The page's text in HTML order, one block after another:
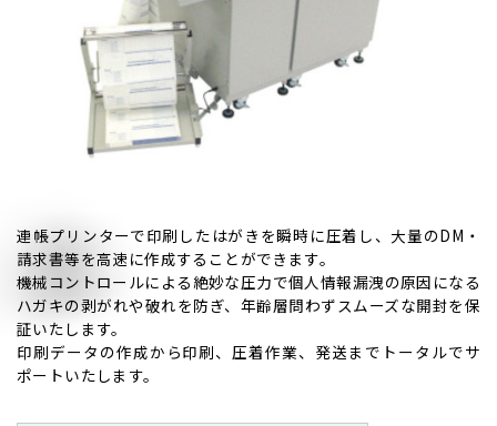
連帳プリンターで印刷したはがきを瞬時に圧着し、大量のDM・
請求書等を高速に作成することができます。
機械コントロールによる絶妙な圧力で個人情報漏洩の原因になる
ハガキの剥がれや破れを防ぎ、年齢層問わずスムーズな開封を保
証いたします。
印刷データの作成から印刷、圧着作業、発送までトータルでサ
ポートいたします。